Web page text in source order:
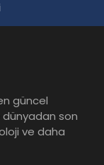
güncel
dünyadan son
ve daha